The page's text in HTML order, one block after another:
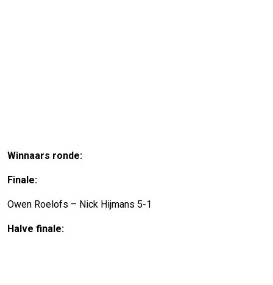
Winnaars ronde:
Finale:
Owen Roelofs – Nick Hijmans 5-1
Halve finale: